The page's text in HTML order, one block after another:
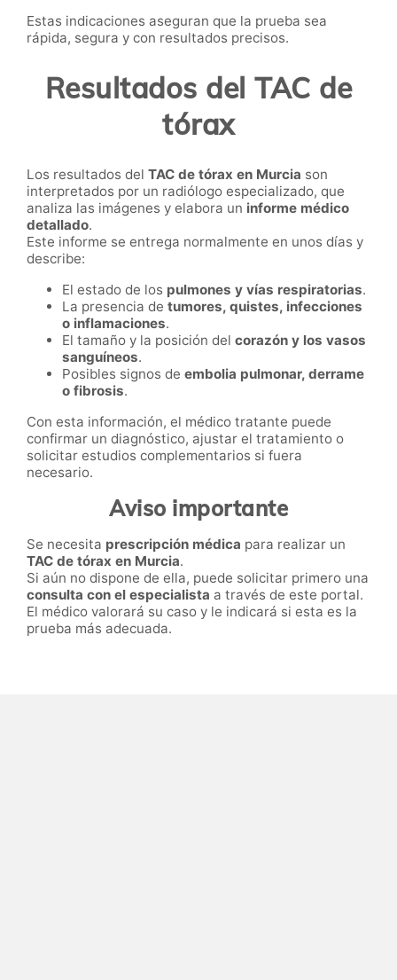
Estas indicaciones aseguran que la prueba sea
rápida, segura y con resultados precisos.
Resultados del TAC de
tórax
Los resultados del TAC de tórax en Murcia son
interpretados por un radiólogo especializado, que
analiza las imágenes y elabora un informe médico
detallado.
Este informe se entrega normalmente en unos días y
describe:
El estado de los pulmones y vías respiratorias.
La presencia de tumores, quistes, infecciones
o inflamaciones.
El tamaño y la posición del corazón y los vasos
sanguíneos.
Posibles signos de embolia pulmonar, derrame
o fibrosis.
Con esta información, el médico tratante puede
confirmar un diagnóstico, ajustar el tratamiento o
solicitar estudios complementarios si fuera
necesario.
Aviso importante
Se necesita prescripción médica para realizar un
TAC de tórax en Murcia.
Si aún no dispone de ella, puede solicitar primero una
consulta con el especialista a través de este portal.
El médico valorará su caso y le indicará si esta es la
prueba más adecuada.